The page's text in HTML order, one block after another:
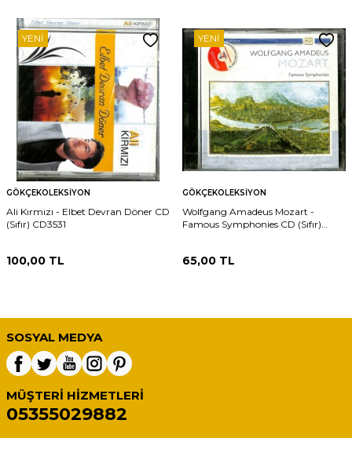
YENI
GÖKÇEKOLEKSIYON
Ali Kırmızı - Elbet Devran Döner CD
(Sıfır) CD3531
100,00 TL
YENI
GÖKÇEKOLEKSIYON
Wolfgang Amadeus Mozart -
Famous Symphonies CD (Sıfır)
65,00 TL
SOSYAL MEDYA
MÜŞTERI HIZMETLERI
05355029882